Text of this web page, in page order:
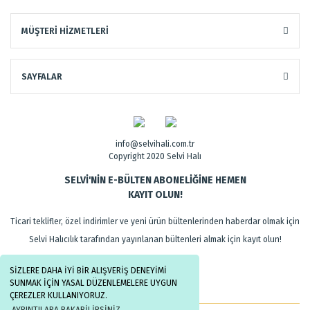
SİZLERE DAHA İYİ BİR ALIŞVERİŞ DENEYİMİ
SUNMAK İÇİN YASAL DÜZENLEMELERE UYGUN
ÇEREZLER KULLANIYORUZ.
MÜŞTERİ HİZMETLERİ
SAYFALAR
info@selvihali.com.tr
Copyright 2020 Selvi Halı
SELVİ'NİN E-BÜLTEN ABONELİĞİNE HEMEN
KAYIT OLUN!
Ticari teklifler, özel indirimler ve yeni ürün bültenlerinden haberdar olmak için
Selvi Halıcılık tarafından yayınlanan bültenleri almak için kayıt olun!